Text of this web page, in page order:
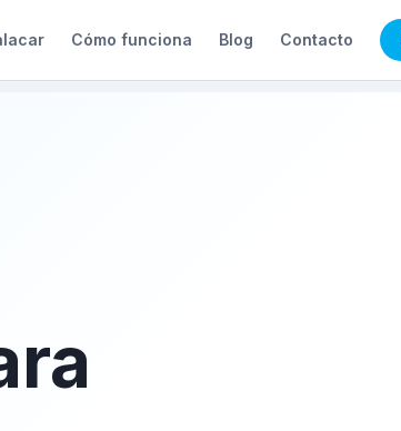
Cómo funciona Blog Contacto